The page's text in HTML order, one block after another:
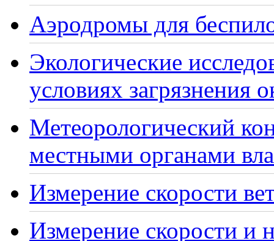
Аэродромы для
Экологические
условиях загрязнения
Метеорологический
местными органами
Измерение скорости
Измерение скорости и